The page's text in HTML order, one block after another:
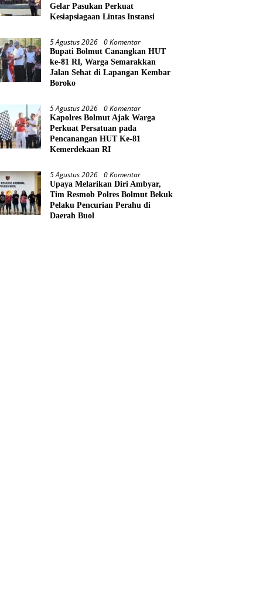
Gelar Pasukan Perkuat
Kesiapsiagaan Lintas Instansi
5 Agustus 2026 0 Komentar
Bupati Bolmut Canangkan HUT
ke-81 RI, Warga Semarakkan
Jalan Sehat di Lapangan Kembar
Boroko
5 Agustus 2026 0 Komentar
Kapolres Bolmut Ajak Warga
Perkuat Persatuan pada
Pencanangan HUT Ke-81
Kemerdekaan RI
5 Agustus 2026 0 Komentar
Upaya Melarikan Diri Ambyar,
Tim Resmob Polres Bolmut Bekuk
Pelaku Pencurian Perahu di
Daerah Buol